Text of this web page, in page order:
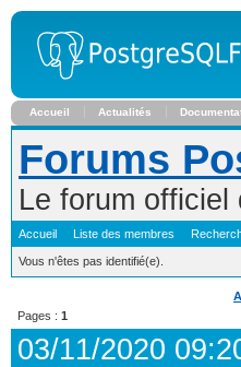
Accueil Actualités
Forums
Le forum officiel
Accueil Liste des membres
Vous n'êtes pas identifié(e).
Pages : 1
03/11/2020